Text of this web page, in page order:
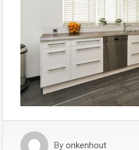
By onkenhout